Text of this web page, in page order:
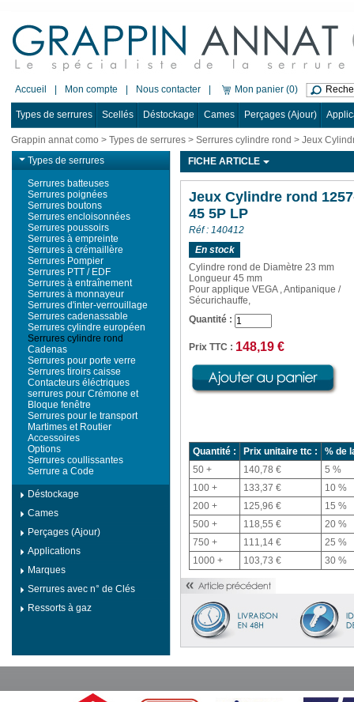
Accueil Mon compte Nous contacter Mon panier (0)
Types de serrures Scellés Déstockage Cames Perçages (Ajour)
Grappin annat como > Types de serrures > Serrures cylindre rond > Jeux
Types de serrures
Serrures batteuses
Serrures poignées
Serrures boutons
Serrures encloisonnées
Serrures poussoirs
Serrures à empreinte
Serrures à crémaillère
Serrures Pompier
Serrures PTT / EDF
Serrures à entraînement
Serrures à monnayeur
Serrures d'inter-verrouillage
Serrures cadenassable
Serrures cylindre européen
Serrures cylindre rond
Cadenas
Serrures pour porte verre
Serrures tiroirs caisse
Contacteurs éléctriques
serrures pour Crémone et
Bloque fenêtre
Serrures pour le transport
Martimes et Routier
Accessoires
Options
Serrures coullissantes
Serrure a Code
Déstockage
Cames
Perçages (Ajour)
Applications
Marques
Serrures avec n° de Clés
Ressorts à gaz
FICHE ARTICLE
Jeux Cylindre rond
45 5P LP
Réf : 140412
En stock
Cylindre rond de Diamètre 23 mm
Longueur 45 mm
Pour applique VEGA , Antipanique /
Sécurichauffe,
Quantité :
Prix TTC : 148,19 €
Quantité : Prix unitaire ttc :
% de
50 +
140,78 €
5 %
100 +
133,37 €
10 %
200 +
125,96 €
15 %
500 +
118,55 €
20 %
750 +
111,14 €
25 %
1000 +
103,73 € 30 %